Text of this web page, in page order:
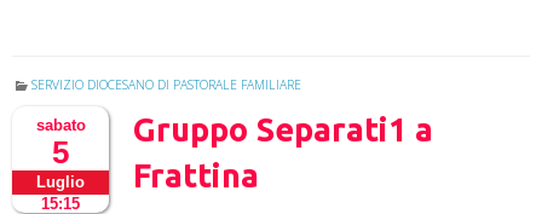
SERVIZIO DIOCESANO DI PASTORALE FAMILIARE
sabato
5
Luglio
15:15
Gruppo Separati1 a
Frattina